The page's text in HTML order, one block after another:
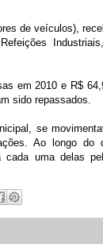
de veículos),
em 2010 e R$
sido repassados.
se
Ao longo do
cada uma delas